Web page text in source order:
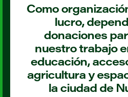
Como
lucro,
donaciones
nuestro trabajo
educación,
agricultura y
la ciudad de